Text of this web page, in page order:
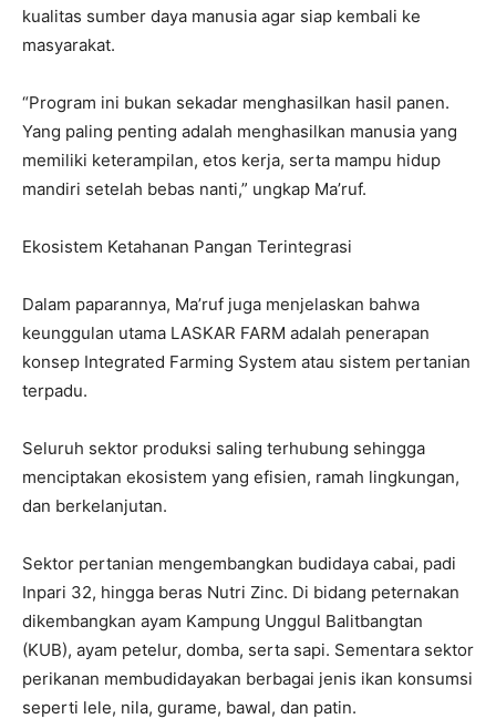
kualitas sumber daya manusia agar siap kembali ke
masyarakat.
“Program ini bukan sekadar menghasilkan hasil panen.
Yang paling penting adalah menghasilkan manusia yang
memiliki keterampilan, etos kerja, serta mampu hidup
mandiri setelah bebas nanti,” ungkap Ma’ruf.
Ekosistem Ketahanan Pangan Terintegrasi
Dalam paparannya, Ma’ruf juga menjelaskan bahwa
keunggulan utama LASKAR FARM adalah penerapan
konsep Integrated Farming System atau sistem pertanian
terpadu.
Seluruh sektor produksi saling terhubung sehingga
menciptakan ekosistem yang efisien, ramah lingkungan,
dan berkelanjutan.
Sektor pertanian mengembangkan budidaya cabai, padi
Inpari 32, hingga beras Nutri Zinc. Di bidang peternakan
dikembangkan ayam Kampung Unggul Balitbangtan
(KUB), ayam petelur, domba, serta sapi. Sementara sektor
perikanan membudidayakan berbagai jenis ikan konsumsi
seperti lele, nila, gurame, bawal, dan patin.